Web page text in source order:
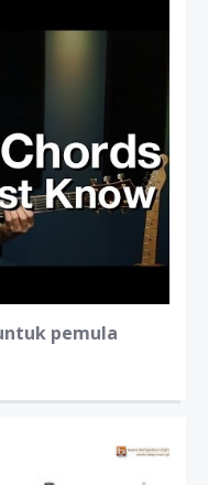
pemula